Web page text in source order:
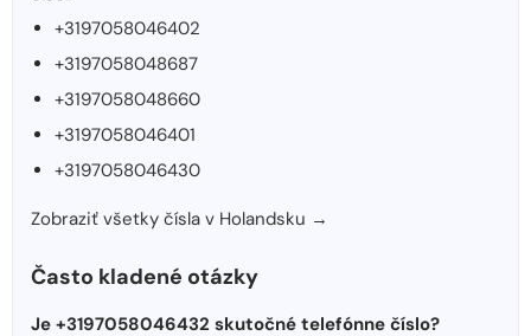
+3197058046402
+3197058048687
+3197058048660
+3197058046401
+3197058046430
Zobraziť všetky čísla v Holandsku →
Často kladené otázky
Je +3197058046432 skutočné telefónne číslo?